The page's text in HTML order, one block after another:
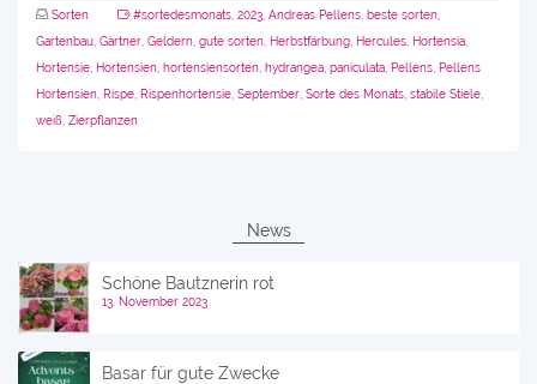
Sorten #sortedesmonats 2023 Andreas Pellens beste sorten
Gartenbau Gärtner Geldern gute sorten Herbstfärbung Hercules Hortensia
Hortensie Hortensien hortensiensorten hydrangea paniculata Pellens Pellens
Hortensien Rispe Rispenhortensie September Sorte des Monats stabile Stiele
weiß Zierpflanzen
News
Schöne Bautznerin rot
13. November 2023
Basar für gute Zwecke